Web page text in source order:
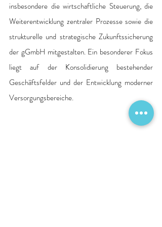
insbesondere die wirtschaftliche Steuerung, die
Weiterentwicklung zentraler Prozesse sowie die
strukturelle und strategische Zukunftssicherung
der gGmbH mitgestalten. Ein besonderer Fokus
liegt auf der Konsolidierung bestehender
Geschäftsfelder und der Entwicklung moderner
Versorgungsbereiche.